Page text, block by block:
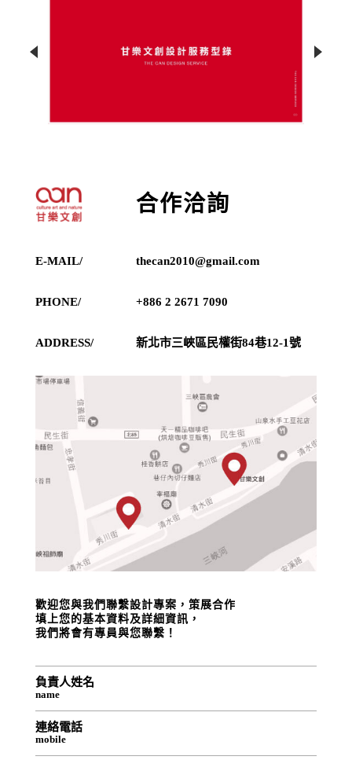
合作洽詢
E-MAIL/ thecan2010@gmail.com
PHONE/ +886 2 2671 7090
ADDRESS/ 新北市三峽區民權街84巷12-1號
歡迎您與我們聯繫設計專案，策展合作
填上您的基本資料及詳細資訊，
我們將會有專員與您聯繫！
負責人姓名
name
連絡電話
mobile